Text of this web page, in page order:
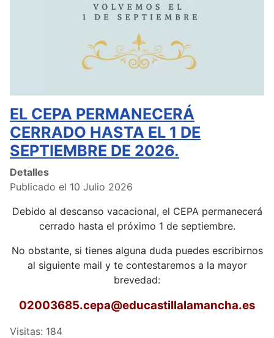
EL CEPA PERMANECERÁ
CERRADO HASTA EL 1 DE
SEPTIEMBRE DE 2026.
Detalles
Publicado el 10 Julio 2026
Debido al descanso vacacional, el CEPA permanecerá
cerrado hasta el próximo 1 de septiembre.
No obstante, si tienes alguna duda puedes escribirnos
al siguiente mail y te contestaremos a la mayor
brevedad:
02003685.cepa@educastillalamancha.es
Visitas: 184